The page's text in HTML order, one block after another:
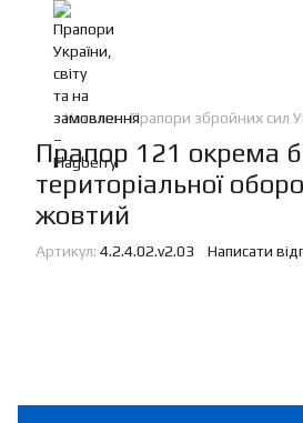
Каталог Прапори збройних сил
Прапор 121 окрема
територіальної
жовтий
Артикул: 4.2.4.02.v2.03 Написати